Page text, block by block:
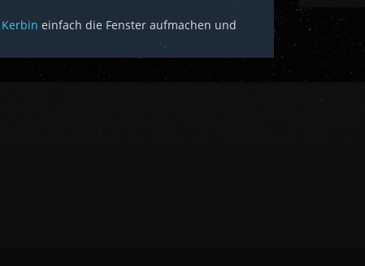
Kerbin einfach die Fenster aufmachen und